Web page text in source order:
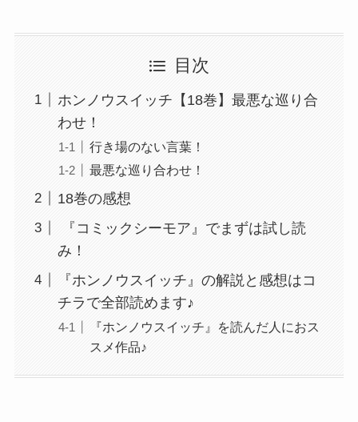
目次
ホンノウスイッチ【18巻】最悪な巡り合
わせ！
行き場のない言葉！
最悪な巡り合わせ！
18巻の感想
『コミックシーモア』でまずは試し読
み！
『ホンノウスイッチ』の解説と感想はコ
チラで全部読めます♪
『ホンノウスイッチ』を読んだ人におス
スメ作品♪